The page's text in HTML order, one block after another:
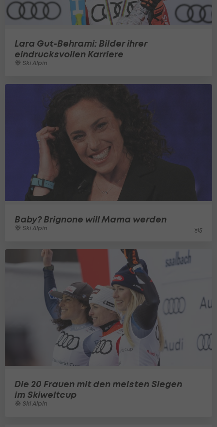
Lara Gut-Behrami: Bilder ihrer
eindrucksvollen Karriere
Ski Alpin
Baby? Brignone will Mama werden
Ski Alpin 5
Die 20 Frauen mit den meisten Siegen
im Skiweltcup
Ski Alpin